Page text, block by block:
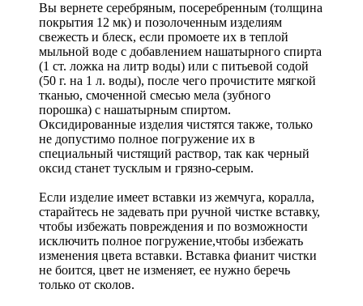
Вы вернете серебряным, посеребренным (толщина
покрытия 12 мк) и позолоченным изделиям
свежесть и блеск, если промоете их в теплой
мыльной воде с добавлением нашатырного спирта
(1 ст. ложка на литр воды) или с питьевой содой
(50 г. на 1 л. воды), после чего прочистите мягкой
тканью, смоченной смесью мела (зубного
порошка) с нашатырным спиртом.
Оксидированные изделия чистятся также, только
не допустимо полное погружение их в
специальный чистящий раствор, так как черный
оксид станет тусклым и грязно-серым.
Если изделие имеет вставки из жемчуга, коралла,
старайтесь не задевать при ручной чистке вставку,
чтобы избежать повреждения и по возможности
исключить полное погружение,чтобы избежать
изменения цвета вставки. Вставка фианит чистки
не боится, цвет не изменяет, ее нужно беречь
только от сколов.